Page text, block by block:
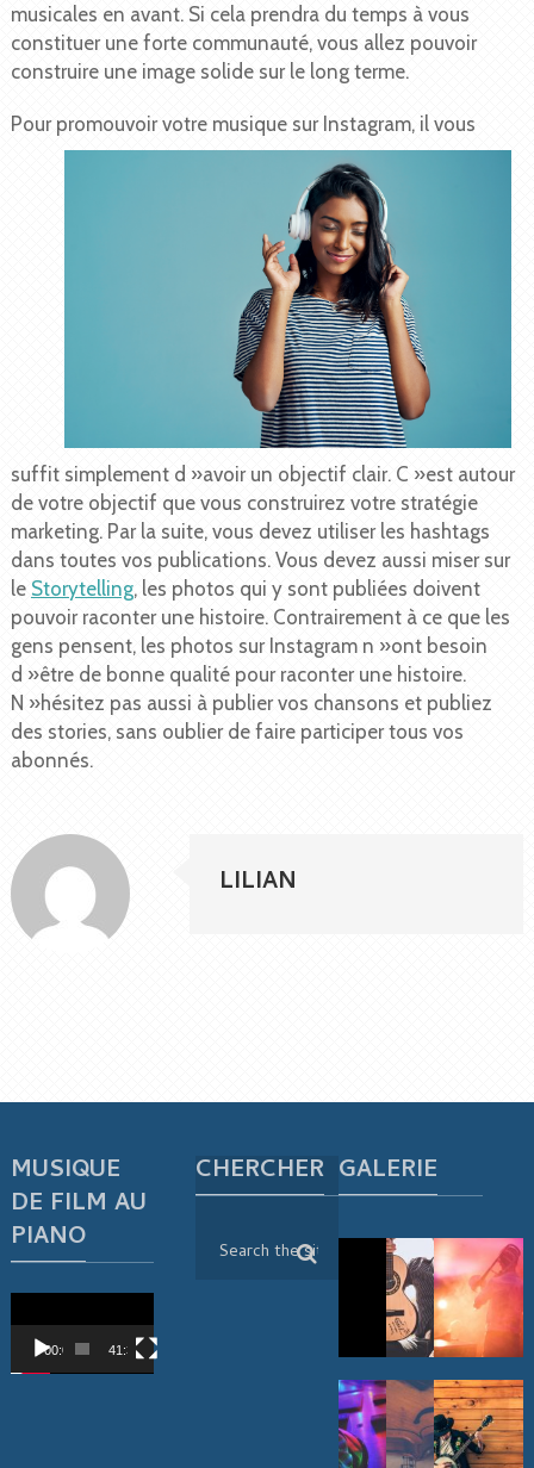
musicales en avant. Si cela prendra du temps à vous
constituer une forte communauté, vous allez pouvoir
construire une image solide sur le long terme.
Pour promouvoir votre musique sur Instagram, il vous
suffit simplement d »avoir un objectif clair. C »est autour
de votre objectif que vous construirez votre stratégie
marketing. Par la suite, vous devez utiliser les hashtags
dans toutes vos publications. Vous devez aussi miser sur
le Storytelling, les photos qui y sont publiées doivent
pouvoir raconter une histoire. Contrairement à ce que les
gens pensent, les photos sur Instagram n »ont besoin
d »être de bonne qualité pour raconter une histoire.
N »hésitez pas aussi à publier vos chansons et publiez
des stories, sans oublier de faire participer tous vos
abonnés.
LILIAN
MUSIQUE
DE FILM AU
PIANO
vidéo
00:00 41:38
CHERCHER GALERIE